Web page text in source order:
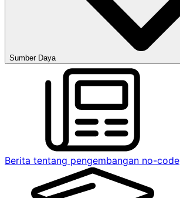
Sumber Daya
Berita tentang pengembangan no-code